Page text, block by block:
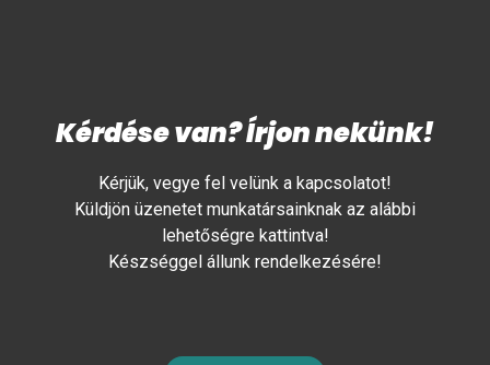
Kérdése van? Írjon nekünk!
Kérjük, vegye fel velünk a kapcsolatot!
Küldjön üzenetet munkatársainknak az alábbi
lehetőségre kattintva!
Készséggel állunk rendelkezésére!